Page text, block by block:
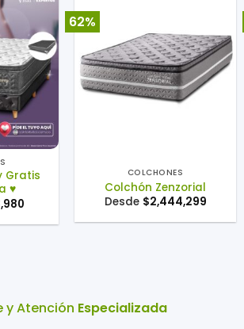
Gratis
♥️
62%
COLCHONES
Colchón Zenzorial
Desde $2,444,299
y Atención Especializada